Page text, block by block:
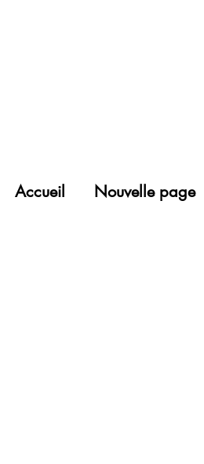
Accueil Nouvelle page